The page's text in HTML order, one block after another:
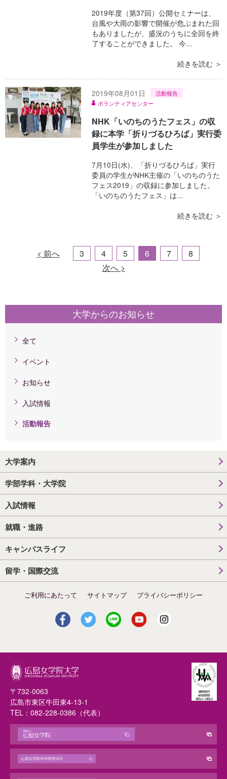
2019年度（第37回）公開セミナーは、
台風や大雨の影響で開催が危ぶまれた回
もありましたが、盛況のうちに全回を終
了することができました。 今...
続きを読む ＞
2019年08月01日
活動報告
ボランティアセンター
NHK「いのちのうたフェス」の収
録に本学「折りづるひろば」実行委
員学生が参加しました
7月10日(水)、「折りづるひろば」実行
委員の学生がNHK主催の「いのちのうた
フェス2019」の収録に参加しました。
「いのちのうたフェス」は...
続きを読む ＞
< 前へ 3 4 5 6 7
8
次へ >
大学からのお知らせ
全て
イベント
お知らせ
入試情報
活動報告
大学案内
学部学科・大学院
入試情報
就職・進路
キャンパスライフ
留学・国際交流
ご利用にあたって サイトマップ プライバシーポリシー
〒732-0063
広島市東区牛田東4-13-1
TEL： 082-228-0386 （代表）